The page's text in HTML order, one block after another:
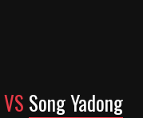
VS Song Yadong